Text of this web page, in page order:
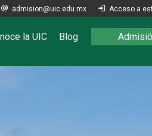
 admision@uic.edu.mx Acceso a
la UIC Blog